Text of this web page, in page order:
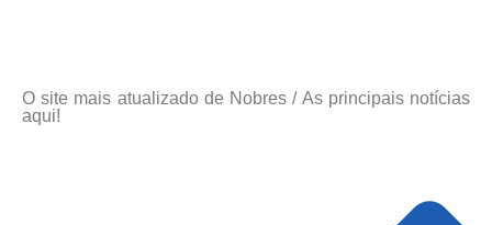
O site mais atualizado de Nobres / As principais notícias
aqui!